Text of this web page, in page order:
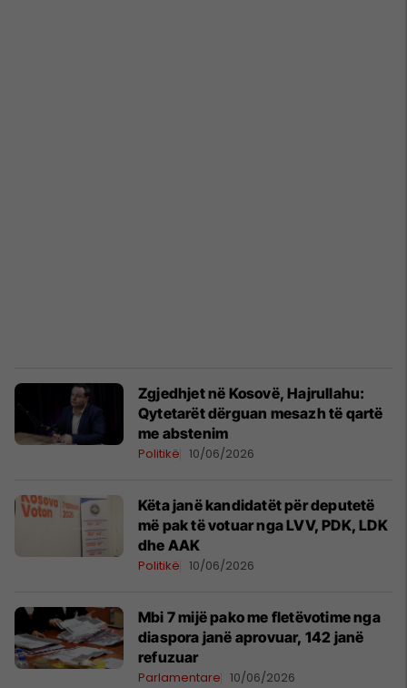
Zgjedhjet në Kosovë, Hajrullahu:
Qytetarët dërguan mesazh të qartë
me abstenim
Politikë 10/06/2026
Këta janë kandidatët për deputetë
më pak të votuar nga LVV, PDK, LDK
dhe AAK
Politikë 10/06/2026
Mbi 7 mijë pako me fletëvotime nga
diaspora janë aprovuar, 142 janë
refuzuar
Parlamentare 10/06/2026